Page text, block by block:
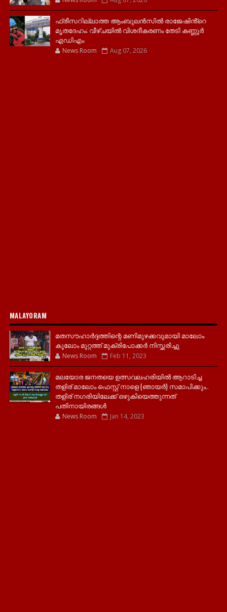
ഫ്രീസറില്ലാത്ത ആംബുലൻസിൽ രാജേഷിൻ്റെ
മൃതദേഹം; വീഴ്ചയിൽ വിശദീകരണം തേടി കണ്ണൂർ
എഡിഎം
News Room Aug 07, 2026
MALAYORAM
മതസൗഹാർദ്ദത്തിന്റെ മണിമുഴക്കവുമായി മാലോം
കൂലോം മുറ്റത്ത് മുക്രിപോക്കർ നിസ്ക്കരിച്ചു
News Room Feb 11, 2023
മലയോര ജനതയെ ഉത്സവലഹരിയിൽ ആറാടിച്ച
തളിര് മാലോം ഫെസ്റ്റ് നാളെ (ഞായർ) സമാപിക്കും..
തളിര് നഗരിയിലേക്ക് ഒഴുകിയെത്തുന്നത്
പതിനായിരങ്ങൾ
News Room Jan 14, 2023